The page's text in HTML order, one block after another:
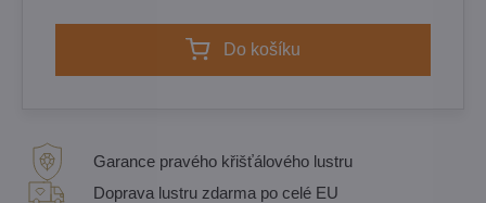
Do košíku
Garance pravého křišťálového lustru
Doprava lustru zdarma po celé EU